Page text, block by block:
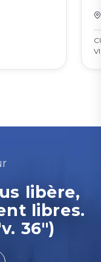
libère,
libres.
36")